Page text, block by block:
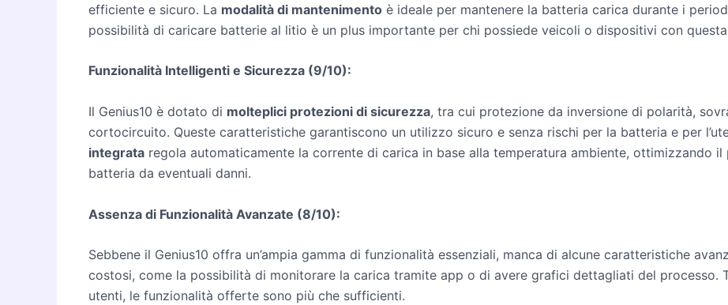
efficiente e sicuro. La modalità di mantenimento è ideale per mantenere la batteria carica durante i
possibilità di caricare batterie al litio è un plus importante per chi possiede veicoli o dispositivi con
Funzionalità Intelligenti e Sicurezza (9/10):
Il Genius10 è dotato di molteplici protezioni di sicurezza, tra cui protezione da inversione di polarità,
cortocircuito. Queste caratteristiche garantiscono un utilizzo sicuro e senza rischi per la batteria e per
integrata regola automaticamente la corrente di carica in base alla temperatura ambiente, ottimizzando
batteria da eventuali danni.
Assenza di Funzionalità Avanzate (8/10):
Sebbene il Genius10 offra un’ampia gamma di funzionalità essenziali, manca di alcune caratteristiche
costosi, come la possibilità di monitorare la carica tramite app o di avere grafici dettagliati del processo.
utenti, le funzionalità offerte sono più che sufficienti.